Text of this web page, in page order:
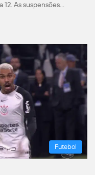
As suspensões…
Futebol